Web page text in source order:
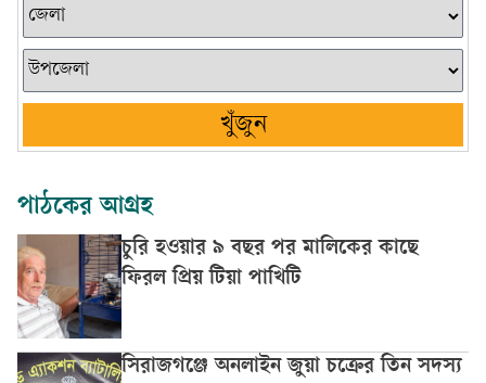
খুঁজুন
পাঠকের আগ্রহ
চুরি হওয়ার ৯ বছর পর মালিকের কাছে
ফিরল প্রিয় টিয়া পাখিটি
সিরাজগঞ্জে অনলাইন জুয়া চক্রের তিন সদস্য